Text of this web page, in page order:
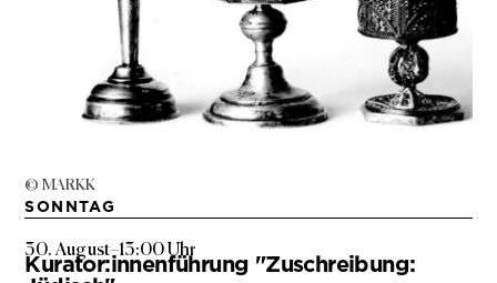
© MARKK
SONNTAG
30. August–13:00 Uhr
Kurator:innenführung "Zuschreibung: